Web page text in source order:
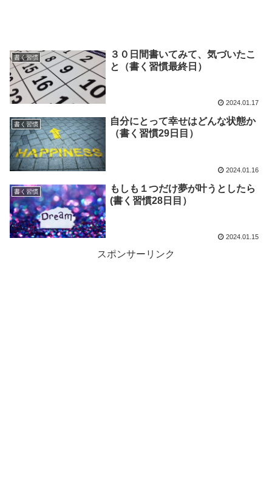
書く習慣
３０日間書いてみて、気づいたこ
と（書く習慣最終日）
2024.01.17
書く習慣
自分にとって幸せはどんな状態か
（書く習慣29日目）
2024.01.16
書く習慣
もしも１つだけ夢が叶うとしたら
(書く習慣28日目）
2024.01.15
スポンサーリンク